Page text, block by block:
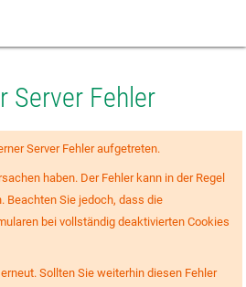
Server Fehler
Server Fehler aufgetreten.
haben. Der Fehler kann in der Regel
Beachten Sie jedoch, dass die
bei vollständig deaktivierten Cookies
Sollten Sie weiterhin diesen Fehler